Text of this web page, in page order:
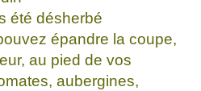
été désherbé
épandre la coupe,
au pied de vos
aubergines,